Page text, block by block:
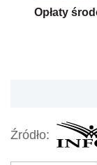
Opłaty
Źródło: